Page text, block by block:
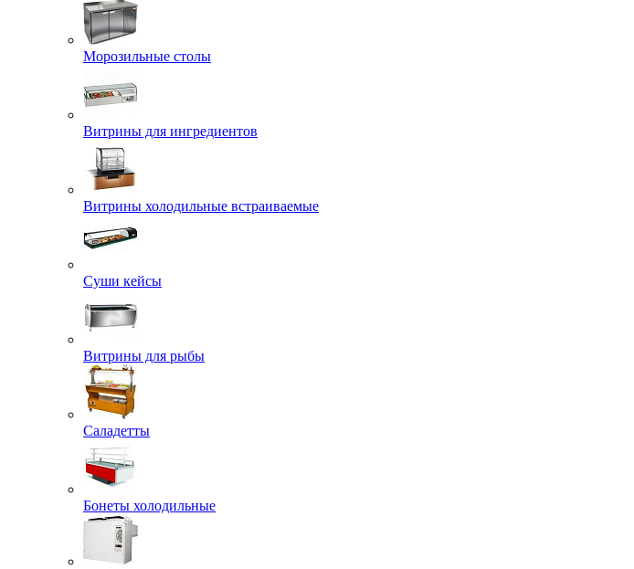
Морозильные столы
Витрины для ингредиентов
Витрины холодильные встраиваемые
Суши кейсы
Витрины для рыбы
Саладетты
Бонеты холодильные